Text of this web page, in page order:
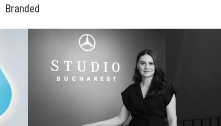
Branded